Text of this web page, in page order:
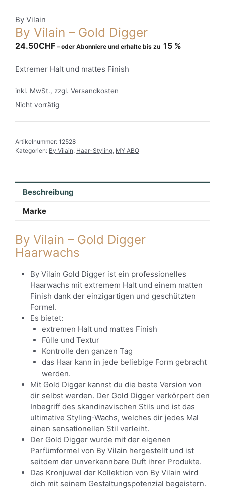
By Vilain
By Vilain – Gold Digger
24.50CHF – oder Abonniere und erhalte bis zu 15 %
Extremer Halt und mattes Finish
inkl. MwSt., zzgl. Versandkosten
Nicht vorrätig
Artikelnummer: 12528
Kategorien: By Vilain Haar-Styling MY ABO
Beschreibung
Marke
By Vilain – Gold Digger
Haarwachs
By Vilain Gold Digger ist ein professionelles
Haarwachs mit extremem Halt und einem matten
Finish dank der einzigartigen und geschützten
Formel.
Es bietet:
extremen Halt und mattes Finish
Fülle und Textur
Kontrolle den ganzen Tag
das Haar kann in jede beliebige Form gebracht
werden.
Mit Gold Digger kannst du die beste Version von
dir selbst werden. Der Gold Digger verkörpert den
Inbegriff des skandinavischen Stils und ist das
ultimative Styling-Wachs, welches dir jedes Mal
einen sensationellen Stil verleiht.
Der Gold Digger wurde mit der eigenen
Parfümformel von By Vilain hergestellt und ist
seitdem der unverkennbare Duft ihrer Produkte.
Das Kronjuwel der Kollektion von By Vilain wird
dich mit seinem Gestaltungspotenzial begeistern.